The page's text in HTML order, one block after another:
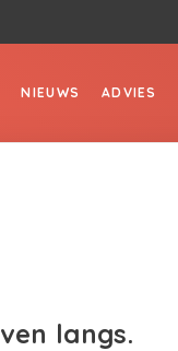
NIEUWS ADVIES
langs.